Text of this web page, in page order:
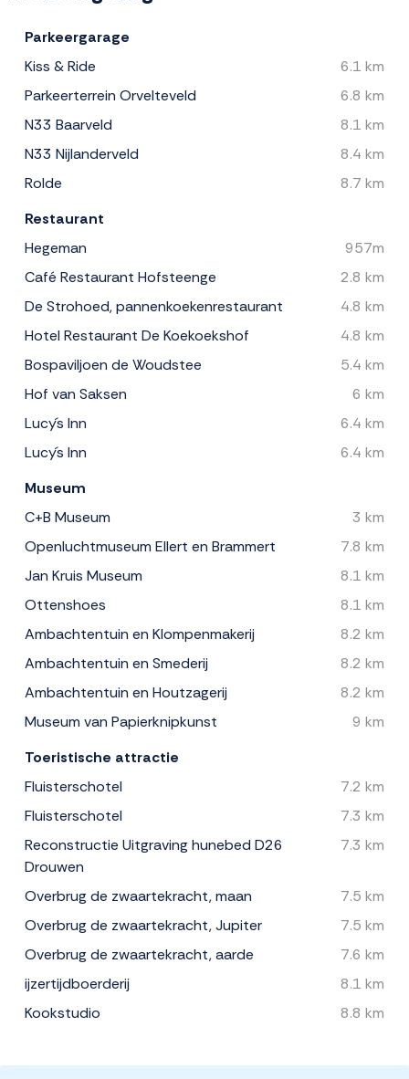
Parkeergarage
Kiss & Ride
6.1 km
Parkeerterrein Orvelteveld
6.8 km
N33 Baarveld
8.1 km
N33 Nijlanderveld
8.4 km
Rolde
8.7 km
Restaurant
Hegeman
957m
Café Restaurant Hofsteenge
2.8 km
De Strohoed, pannenkoekenrestaurant
4.8 km
Hotel Restaurant De Koekoekshof
4.8 km
Bospaviljoen de Woudstee
5.4 km
Hof van Saksen
6 km
Lucy´s Inn
6.4 km
Lucy´s Inn
6.4 km
Museum
C+B Museum
3 km
Openluchtmuseum Ellert en Brammert
7.8 km
Jan Kruis Museum
8.1 km
Ottenshoes
8.1 km
Ambachtentuin en Klompenmakerij
8.2 km
Ambachtentuin en Smederij
8.2 km
Ambachtentuin en Houtzagerij
8.2 km
Museum van Papierknipkunst
9 km
Toeristische attractie
Fluisterschotel
7.2 km
Fluisterschotel
7.3 km
Reconstructie Uitgraving hunebed D26
Drouwen
7.3 km
Overbrug de zwaartekracht, maan
7.5 km
Overbrug de zwaartekracht, Jupiter
7.5 km
Overbrug de zwaartekracht, aarde
7.6 km
ijzertijdboerderij
8.1 km
Kookstudio
8.8 km